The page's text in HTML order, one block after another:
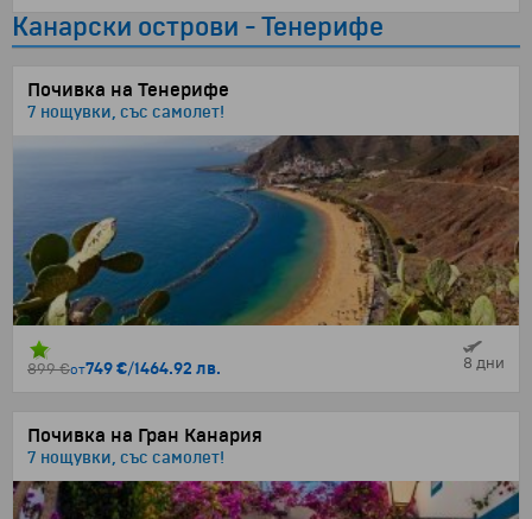
Канарски острови - Тенерифе
Почивка на Тенерифе
7 нощувки, със самолет!
899 €от749 €/1464.92 лв. 8 дни
Почивка на Гран Канария
7 нощувки, със самолет!